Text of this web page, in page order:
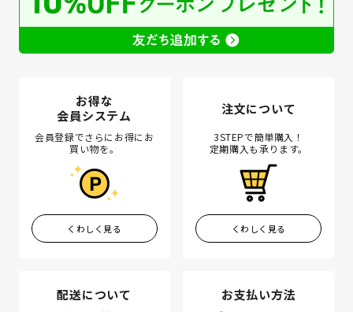
お得な
会員システム
会員登録でさらにお得にお
買い物を。
くわしく見る
注文について
3STEPで簡単購入！
定期購入も承ります。
くわしく見る
配送について お支払い方法